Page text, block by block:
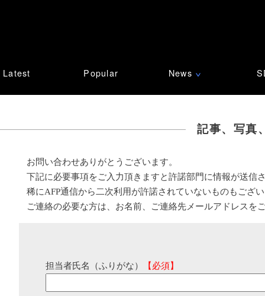
Latest Popular News ∨
記事、写真
お問い合わせありがとうございます。
下記に必要事項をご入力頂きますと許諾部門に情報が送信
稀にAFP通信から二次利用が許諾されていないものもござ
ご連絡の必要な方は、お名前、ご連絡先メールアドレスを
担当者氏名（ふりがな） 【必須】